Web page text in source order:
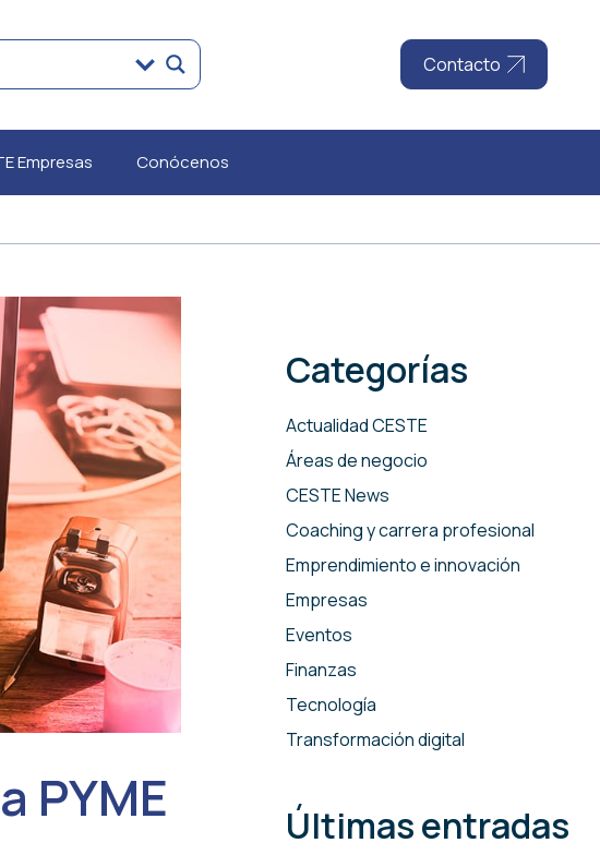
Contacto
Empresas Conócenos
PYME
Categorías
Actualidad CESTE
Áreas de negocio
CESTE News
Coaching y carrera profesional
Emprendimiento e innovación
Empresas
Eventos
Finanzas
Tecnología
Transformación digital
Últimas entradas